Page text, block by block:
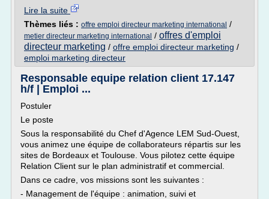
Lire la suite
Thèmes liés : offre emploi directeur marketing international /
metier directeur marketing international / offres d'emploi
directeur marketing / offre emploi directeur marketing /
emploi marketing directeur
Responsable equipe relation client 17.147
h/f | Emploi ...
Postuler
Le poste
Sous la responsabilité du Chef d'Agence LEM Sud-Ouest,
vous animez une équipe de collaborateurs répartis sur les
sites de Bordeaux et Toulouse. Vous pilotez cette équipe
Relation Client sur le plan administratif et commercial.
Dans ce cadre, vos missions sont les suivantes :
- Management de l'équipe : animation, suivi et